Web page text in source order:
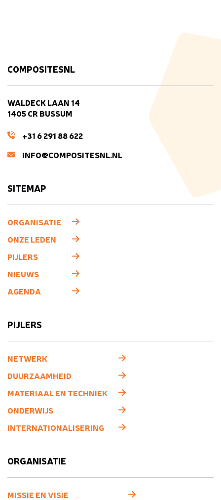
COMPOSITESNL
WALDECK LAAN 14
1405 CR BUSSUM
+31 6 291 88 622
INFO@COMPOSITESNL.NL
SITEMAP
ORGANISATIE
ONZE LEDEN
PIJLERS
NIEUWS
AGENDA
PIJLERS
NETWERK
DUURZAAMHEID
MATERIAAL EN TECHNIEK
ONDERWIJS
INTERNATIONALISERING
ORGANISATIE
MISSIE EN VISIE